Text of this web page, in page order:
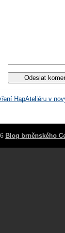
HapAteliéru v
Blog brněnského